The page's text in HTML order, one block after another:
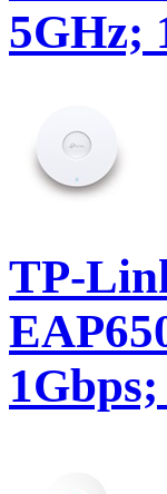
5GHz;
TP-